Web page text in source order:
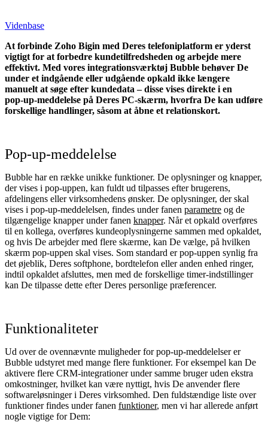
Videnbase
At forbinde Zoho Bigin med Deres telefoni­platform er yderst
vigtigt for at forbedre kundetilfredsheden og arbejde mere
effektivt. Med vores integrationsværktøj Bubble behøver De
under et indgående eller udgående opkald ikke længere
manuelt at søge efter kundedata – disse vises direkte i en
pop‑up‑meddelelse på Deres PC‑skærm, hvorfra De kan udføre
forskellige handlinger, såsom at åbne et relationskort.
Pop‑up‑meddelelse
Bubble har en række unikke funktioner. De oplysninger og knapper,
der vises i pop‑uppen, kan fuldt ud tilpasses efter brugerens,
afdelingens eller virksomhedens ønsker. De oplysninger, der skal
vises i pop‑up‑meddelelsen, findes under fanen parametre og de
tilgængelige knapper under fanen knapper. Når et opkald overføres
til en kollega, overføres kundeoplysningerne sammen med opkaldet,
og hvis De arbejder med flere skærme, kan De vælge, på hvilken
skærm pop‑uppen skal vises. Som standard er pop‑uppen synlig fra
det øjeblik, Deres softphone, bordtelefon eller anden enhed ringer,
indtil opkaldet afsluttes, men med de forskellige timer‑indstillinger
kan De tilpasse dette efter Deres personlige præferencer.
Funktionaliteter
Ud over de ovennævnte muligheder for pop‑up‑meddelelser er
Bubble udstyret med mange flere funktioner. For eksempel kan De
aktivere flere CRM‑integrationer under samme bruger uden ekstra
omkostninger, hvilket kan være nyttigt, hvis De anvender flere
softwareløsninger i Deres virksomhed. Den fuldstændige liste over
funktioner findes under fanen funktioner, men vi har allerede anført
nogle vigtige for Dem: